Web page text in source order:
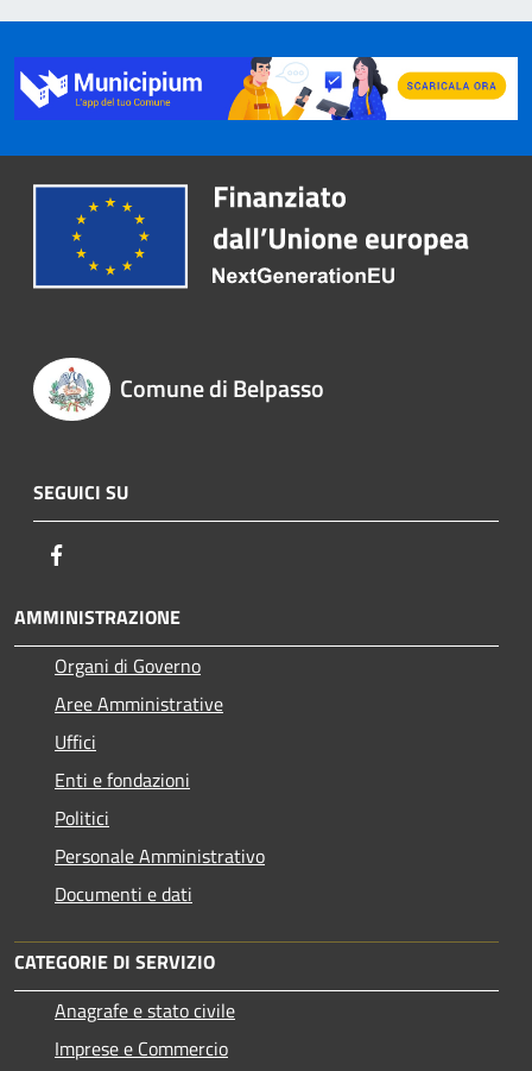
Comune di Belpasso
SEGUICI SU
AMMINISTRAZIONE
Organi di Governo
Aree Amministrative
Uffici
Enti e fondazioni
Politici
Personale Amministrativo
Documenti e dati
CATEGORIE DI SERVIZIO
Anagrafe e stato civile
Imprese e Commercio